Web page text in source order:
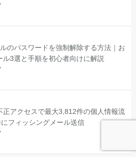
のパスワードを強制解除する方法｜お
ル3選と手順を初心者向けに解説
正アクセスで最大3,812件の個人情報流
フィッシングメール送信